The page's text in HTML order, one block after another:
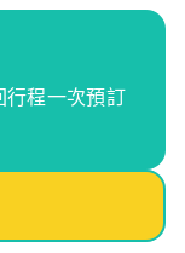
行程一次預訂